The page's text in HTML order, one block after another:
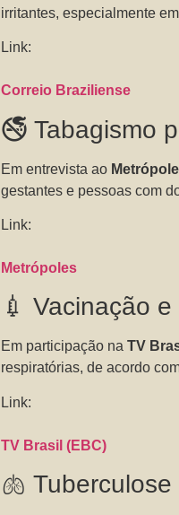
irritantes, especialmente
Link:
Correio Braziliense
🚭 Tabagismo
Em entrevista ao
gestantes e pessoas com
Link:
Metrópoles
💉 Vacinação
Em participação naTV
respiratórias, de acordo
Link:
TV Brasil (EBC)
🫁 Tuberculose